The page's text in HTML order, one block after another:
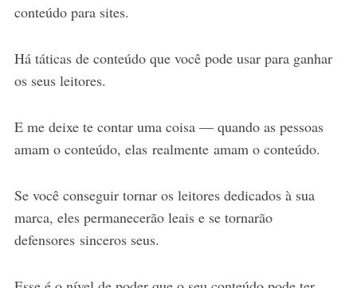
conteúdo para sites.
Há táticas de conteúdo que você pode usar para ganhar
os seus leitores.
E me deixe te contar uma coisa –– quando as pessoas
amam o conteúdo, elas realmente amam o conteúdo.
Se você conseguir tornar os leitores dedicados à sua
marca, eles permanecerão leais e se tornarão
defensores sinceros seus.